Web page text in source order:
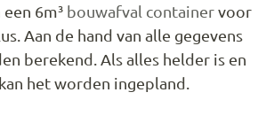
6m³ bouwafval containervoor
Aan de hand van alle gegevens
berekend. Als alles helder is en
het worden ingepland.